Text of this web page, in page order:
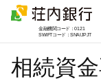
金融機関コード：0121
SWIFTコード：SNAIJPJT
相続資